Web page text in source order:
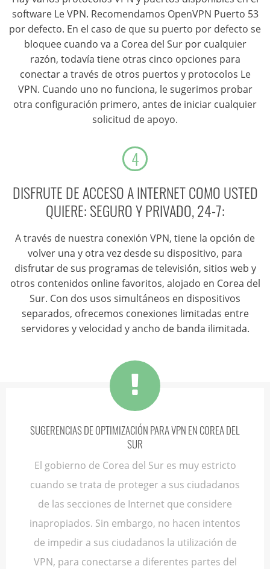
software Le VPN. Recomendamos OpenVPN Puerto 53
por defecto. En el caso de que su puerto por defecto se
bloquee cuando va a Corea del Sur por cualquier
razón, todavía tiene otras cinco opciones para
conectar a través de otros puertos y protocolos Le
VPN. Cuando uno no funciona, le sugerimos probar
otra configuración primero, antes de iniciar cualquier
solicitud de apoyo.
4
DISFRUTE DE ACCESO A INTERNET COMO USTED
QUIERE: SEGURO Y PRIVADO, 24-7:
A través de nuestra conexión VPN, tiene la opción de
volver una y otra vez desde su dispositivo, para
disfrutar de sus programas de televisión, sitios web y
otros contenidos online favoritos, alojado en Corea del
Sur. Con dos usos simultáneos en dispositivos
separados, ofrecemos conexiones limitadas entre
servidores y velocidad y ancho de banda ilimitada.
SUGERENCIAS DE OPTIMIZACIÓN PARA VPN EN COREA DEL
SUR
El gobierno de Corea del Sur es muy estricto
cuando se trata de proteger a sus ciudadanos
de las secciones de Internet que considere
inapropiados. Sin embargo, no hacen intentos
de impedir a sus ciudadanos la utilización de
VPN, para conectarse a diferentes partes del